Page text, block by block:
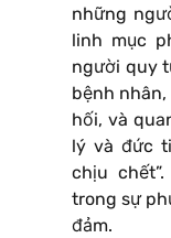
những
linh mục
người quy
bệnh
hối, và
lý và đức
chịu
trong sự
đảm.